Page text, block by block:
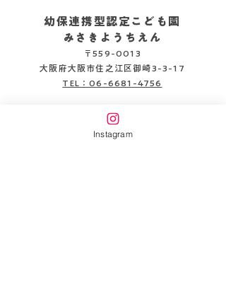
2026.08.06
幼保連携型認定こども園
みさきようちえん
〒559-0013
大阪府大阪市住之江区御崎3-3-17
TEL：06-6681-4756
企業主導型保育施設
みさきピッコロ保育園
Instagram